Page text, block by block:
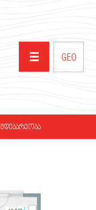
GEO
ᲛᲓᲔᲑᲐᲠᲔᲝᲑᲐ